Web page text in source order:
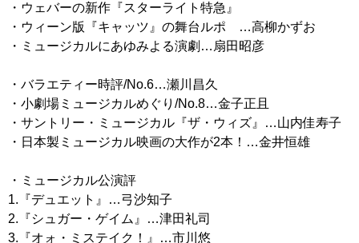
・ウェバーの新作『スターライト特急』
・ウィーン版『キャッツ』の舞台ルポ …高柳かずお
・ミュージカルにあゆみよる演劇…扇田昭彦
・バラエティー時評/No.6…瀬川昌久
・小劇場ミュージカルめぐり/No.8…金子正且
・サントリー・ミュージカル『ザ・ウィズ』…山内佳寿子
・日本製ミュージカル映画の大作が2本！…金井恒雄
・ミュージカル公演評
1.『デュエット』…弓沙知子
2.『シュガー・ゲイム』…津田礼司
3.『オォ・ミステイク！』…市川悠